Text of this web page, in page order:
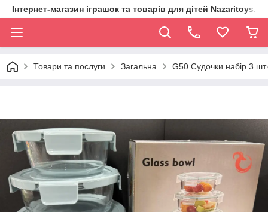
Інтернет-магазин іграшок та товарів для дітей
Товари та послуги Загальна G50 Судочки набір 3